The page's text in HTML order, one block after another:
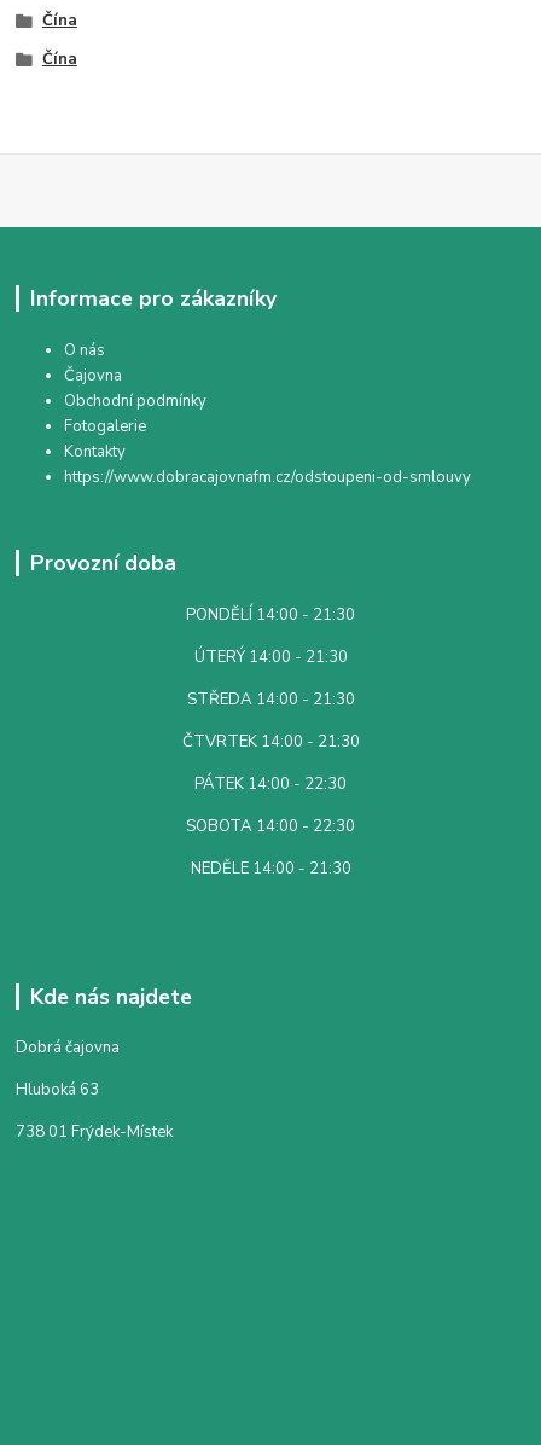
Čína
Čína
Informace pro zákazníky
O nás
Čajovna
Obchodní podmínky
Fotogalerie
Kontakty
https://www.dobracajovnafm.cz/odstoupeni-od-smlouvy
Provozní doba
PONDĚLÍ 14:00 - 21:30
ÚTERÝ 14:00 - 21:30
STŘEDA 14:00 - 21:30
ČTVRTEK 14:00 - 21:30
PÁTEK 14:00 - 22:30
SOBOTA 14:00 - 22:30
NEDĚLE 14:00 - 21:30
Kde nás najdete
Dobrá čajovna
Hluboká 63
738 01 Frýdek-Místek